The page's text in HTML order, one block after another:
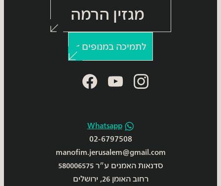
מגזין הרמה
לתמיכה במנופים >
instagram
youtube
facebook
Whatsapp
02-6797508
manofim.jerusalem@gmail.com
סדנאות האמנים ע״ר 580006575
רחוב האומן 26, ירושלים